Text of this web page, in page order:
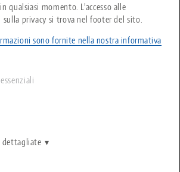
qualsiasi momento. L'accesso alle
privacy si trova nel footer del sito.
sono fornite nella nostra informativa
dettagliate
Sistemi di staffaggio
Panoramica dei prodotti
Innovazioni
Richiesta catalogo
Eventi